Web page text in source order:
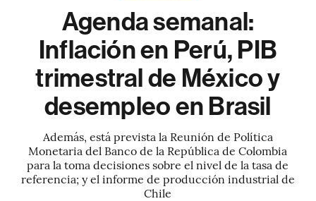
Agenda semanal:
Inflación en Perú, PIB
trimestral de México y
desempleo en Brasil
Además, está prevista la Reunión de Política
Monetaria del Banco de la República de Colombia
para la toma decisiones sobre el nivel de la tasa de
referencia; y el informe de producción industrial de
Chile